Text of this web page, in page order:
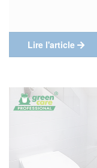
Lire l'article